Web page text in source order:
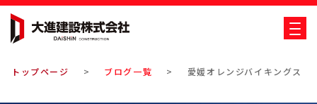
トップページ ブログ一覧 愛媛オレンジバイキングス